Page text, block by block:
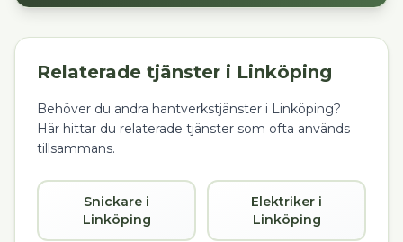
Relaterade tjänster i Linköping
Behöver du andra hantverkstjänster i Linköping?
Här hittar du relaterade tjänster som ofta används
tillsammans.
Snickare i
Linköping
Elektriker i
Linköping